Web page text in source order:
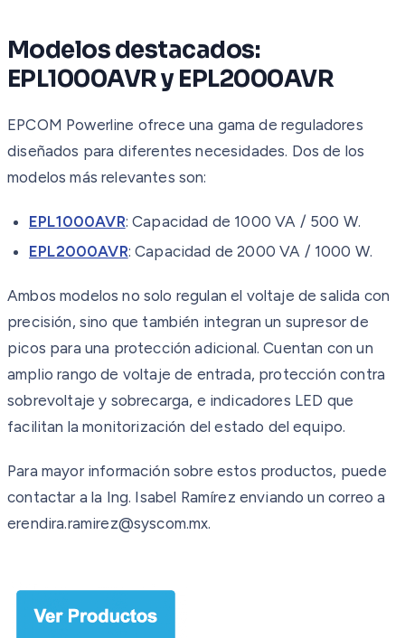
Modelos destacados:
EPL1000AVR y EPL2000AVR
EPCOM Powerline ofrece una gama de reguladores
diseñados para diferentes necesidades. Dos de los
modelos más relevantes son:
EPL1000AVR: Capacidad de 1000 VA / 500 W.
EPL2000AVR: Capacidad de 2000 VA / 1000 W.
Ambos modelos no solo regulan el voltaje de salida con
precisión, sino que también integran un supresor de
picos para una protección adicional. Cuentan con un
amplio rango de voltaje de entrada, protección contra
sobrevoltaje y sobrecarga, e indicadores LED que
facilitan la monitorización del estado del equipo.
Para mayor información sobre estos productos, puede
contactar a la Ing. Isabel Ramírez enviando un correo a
erendira.ramirez@syscom.mx.